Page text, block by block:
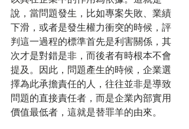
說，當問題發生，比如專案失敗、業績
下滑，或者是發生權力衝突的時候，評
判這一過程的標準首先是利害關係，其
次才是對錯是非，而後者有時根本不會
提及。因此，問題產生的時候，企業選
擇為此承擔責任的人，往往並非是導致
問題的直接責任者，而是企業內部實用
價值最低者，這就是替罪羊的由來。